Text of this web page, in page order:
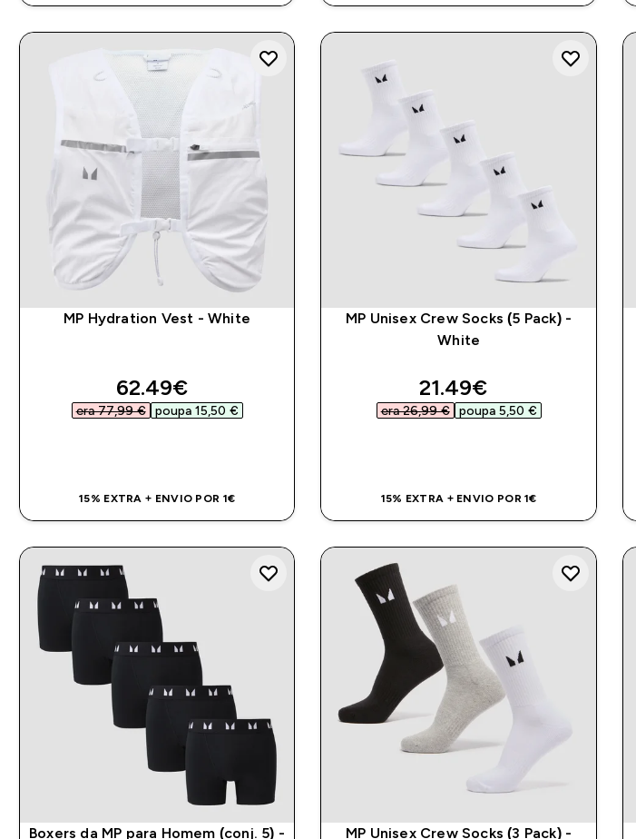
MP Hydration Vest - White
discounted price
62.49€‎
era 77,99 €‎ poupa 15,50 €‎
15% EXTRA + ENVIO POR 1€
MP Unisex Crew Socks (5 Pack) -
White
discounted price
21.49€‎
era 26,99 €‎ poupa 5,50 €‎
15% EXTRA + ENVIO POR 1€
Boxers da MP para Homem (conj. 5) - MP Unisex Crew Socks (3 Pack) -